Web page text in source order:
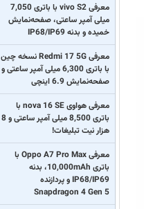
معرفی vivo S2 با باتری 7,050
میلی آمپر ساعتی، صفحه‌نمایش
خمیده و بدنه IP68/IP69
معرفی Redmi 17 5G نسخه چین
با باتری 6,300 میلی آمپر ساعتی و
صفحه‌نمایش 6.9 اینچی
معرفی هواوی nova 16 SE با
باتری 8,500 میلی آمپر ساعتی و 8
هزار نیت تبلیغات!
معرفی Oppo A7 Pro Max با
باتری 10,000mAh، بدنه
IP68/IP69 و پردازنده
Snapdragon 4 Gen 5